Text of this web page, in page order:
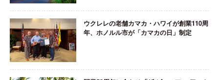
ウクレレの老舗カマカ・ハワイが創業110周
年、ホノルル市が「カマカの日」制定